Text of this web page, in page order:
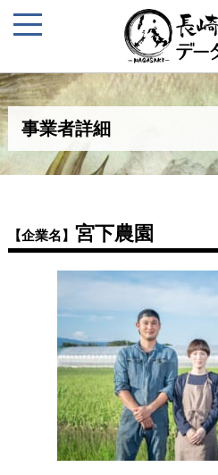
事業者詳細
【企業名】 宮下農園